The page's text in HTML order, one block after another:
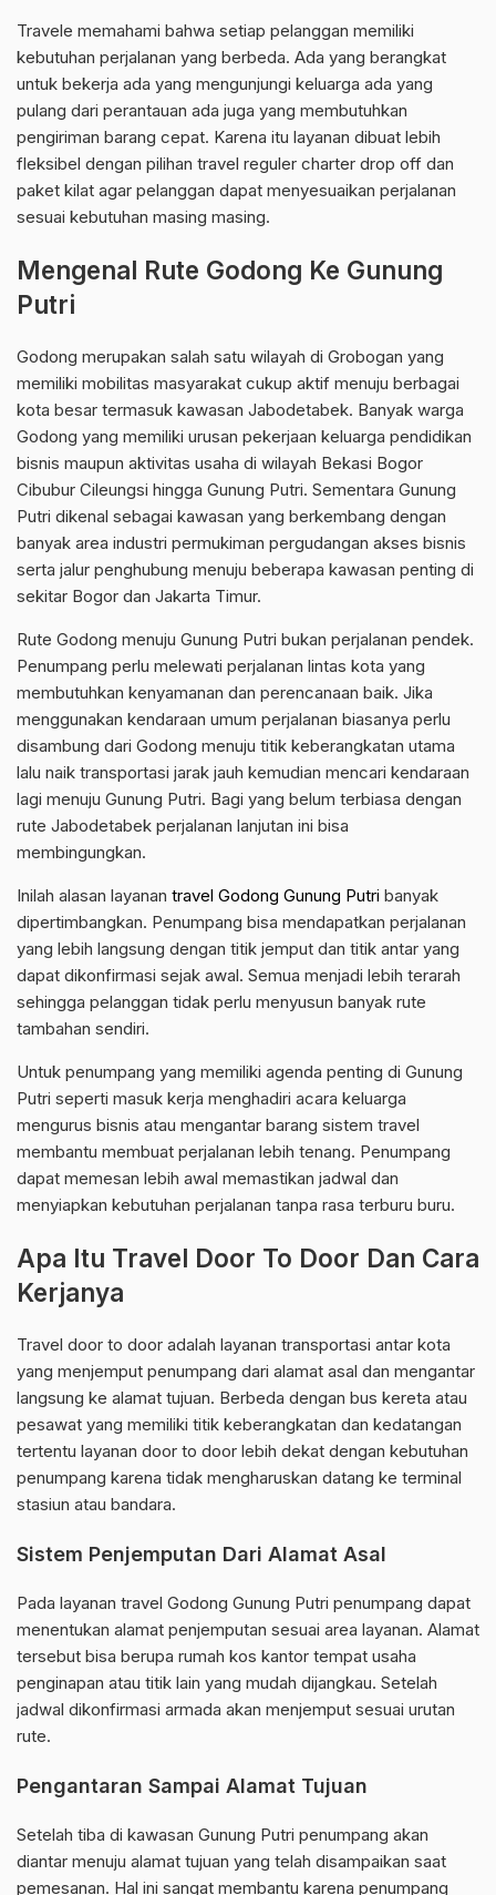
Travele memahami bahwa setiap pelanggan memiliki
kebutuhan perjalanan yang berbeda. Ada yang berangkat
untuk bekerja ada yang mengunjungi keluarga ada yang
pulang dari perantauan ada juga yang membutuhkan
pengiriman barang cepat. Karena itu layanan dibuat lebih
fleksibel dengan pilihan travel reguler charter drop off dan
paket kilat agar pelanggan dapat menyesuaikan perjalanan
sesuai kebutuhan masing masing.
Mengenal Rute Godong Ke Gunung
Putri
Godong merupakan salah satu wilayah di Grobogan yang
memiliki mobilitas masyarakat cukup aktif menuju berbagai
kota besar termasuk kawasan Jabodetabek. Banyak warga
Godong yang memiliki urusan pekerjaan keluarga pendidikan
bisnis maupun aktivitas usaha di wilayah Bekasi Bogor
Cibubur Cileungsi hingga Gunung Putri. Sementara Gunung
Putri dikenal sebagai kawasan yang berkembang dengan
banyak area industri permukiman pergudangan akses bisnis
serta jalur penghubung menuju beberapa kawasan penting di
sekitar Bogor dan Jakarta Timur.
Rute Godong menuju Gunung Putri bukan perjalanan pendek.
Penumpang perlu melewati perjalanan lintas kota yang
membutuhkan kenyamanan dan perencanaan baik. Jika
menggunakan kendaraan umum perjalanan biasanya perlu
disambung dari Godong menuju titik keberangkatan utama
lalu naik transportasi jarak jauh kemudian mencari kendaraan
lagi menuju Gunung Putri. Bagi yang belum terbiasa dengan
rute Jabodetabek perjalanan lanjutan ini bisa
membingungkan.
Inilah alasan layanan travel Godong Gunung Putri banyak
dipertimbangkan. Penumpang bisa mendapatkan perjalanan
yang lebih langsung dengan titik jemput dan titik antar yang
dapat dikonfirmasi sejak awal. Semua menjadi lebih terarah
sehingga pelanggan tidak perlu menyusun banyak rute
tambahan sendiri.
Untuk penumpang yang memiliki agenda penting di Gunung
Putri seperti masuk kerja menghadiri acara keluarga
mengurus bisnis atau mengantar barang sistem travel
membantu membuat perjalanan lebih tenang. Penumpang
dapat memesan lebih awal memastikan jadwal dan
menyiapkan kebutuhan perjalanan tanpa rasa terburu buru.
Apa Itu Travel Door To Door Dan Cara
Kerjanya
Travel door to door adalah layanan transportasi antar kota
yang menjemput penumpang dari alamat asal dan mengantar
langsung ke alamat tujuan. Berbeda dengan bus kereta atau
pesawat yang memiliki titik keberangkatan dan kedatangan
tertentu layanan door to door lebih dekat dengan kebutuhan
penumpang karena tidak mengharuskan datang ke terminal
stasiun atau bandara.
Sistem Penjemputan Dari Alamat Asal
Pada layanan travel Godong Gunung Putri penumpang dapat
menentukan alamat penjemputan sesuai area layanan. Alamat
tersebut bisa berupa rumah kos kantor tempat usaha
penginapan atau titik lain yang mudah dijangkau. Setelah
jadwal dikonfirmasi armada akan menjemput sesuai urutan
rute.
Pengantaran Sampai Alamat Tujuan
Setelah tiba di kawasan Gunung Putri penumpang akan
diantar menuju alamat tujuan yang telah disampaikan saat
pemesanan. Hal ini sangat membantu karena penumpang